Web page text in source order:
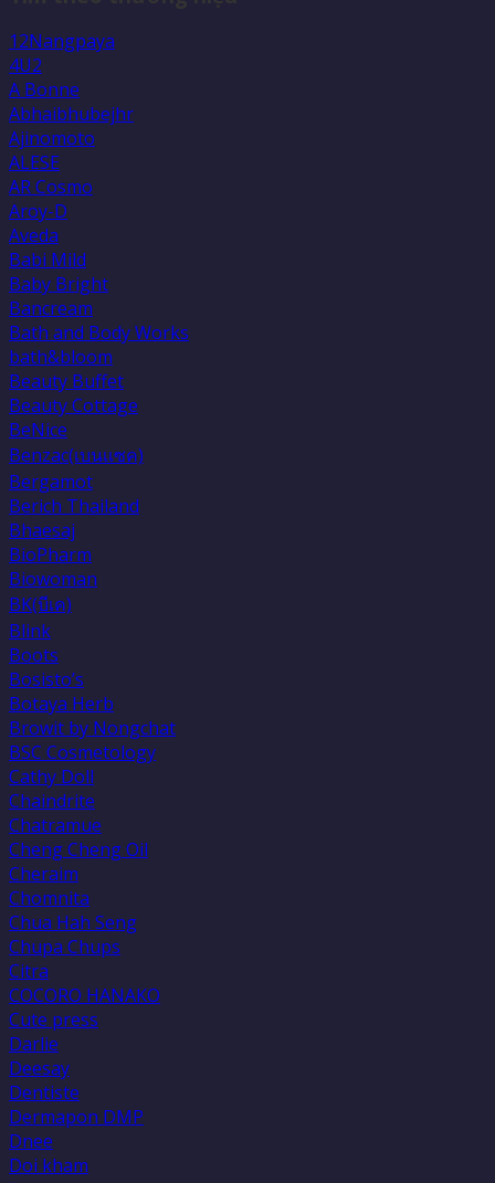
12Nangpaya
4U2
A Bonne
Abhaibhubejhr
Ajinomoto
ALESE
AR Cosmo
Aroy-D
Aveda
Babi Mild
Baby Bright
Bancream
Bath and Body Works
bath&bloom
Beauty Buffet
Beauty Cottage
BeNice
Benzac(เบนเเซค)
Bergamot
Berich Thailand
Bhaesaj
BioPharm
Biowoman
BK(บีเค)
Blink
Boots
Bosisto’s
Botaya Herb
Browit by Nongchat
BSC Cosmetology
Cathy Doll
Chaindrite
Chatramue
Cheng Cheng Oil
Cheraim
Chomnita
Chua Hah Seng
Chupa Chups
Citra
COCORO HANAKO
Cute press
Darlie
Deesay
Dentiste
Dermapon DMP
Dnee
Doi kham